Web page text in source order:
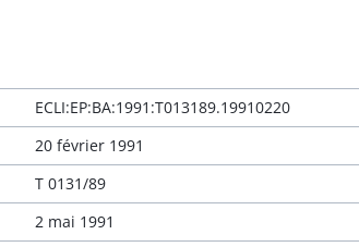
ECLI:EP:BA:1991:T013189.19910220
20 février 1991
T 0131/89
2 mai 1991